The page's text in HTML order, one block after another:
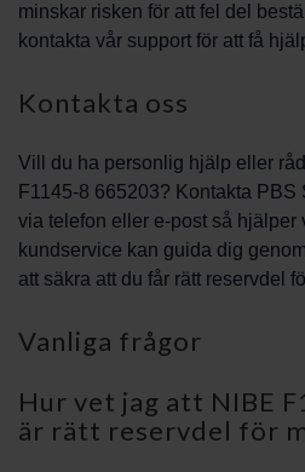
minskar risken för att fel del
kontakta vår support för att få
Kontakta oss
Vill du ha personlig hjälp eller
F1145-8 665203? Kontakta
via telefon eller e-post så hjälper
kundservice kan guida dig
att säkra att du får rätt reservdel
Vanliga frågor
Hur vet jag att NIBE
är rätt reservdel för